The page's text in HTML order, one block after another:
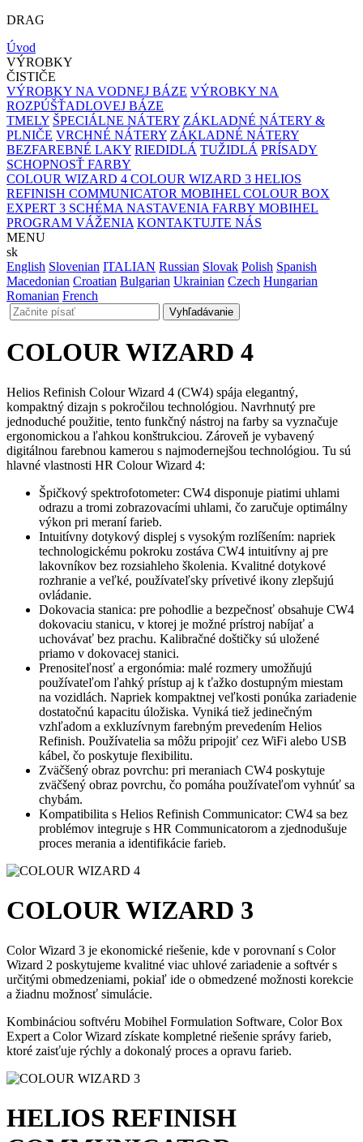
DRAG
Úvod
VÝROBKY
ČISTIČE
VÝROBKY NA VODNEJ BÁZE VÝROBKY NA
ROZPÚŠŤADLOVEJ BÁZE
TMELY ŠPECIÁLNE NÁTERY ZÁKLADNÉ NÁTERY &
PLNIČE VRCHNÉ NÁTERY ZÁKLADNÉ NÁTERY
BEZFAREBNÉ LAKY RIEDIDLÁ TUŽIDLÁ PRÍSADY
SCHOPNOSŤ FARBY
COLOUR WIZARD 4 COLOUR WIZARD 3 HELIOS
REFINISH COMMUNICATOR MOBIHEL COLOUR BOX
EXPERT 3 SCHÉMA NASTAVENIA FARBY MOBIHEL
PROGRAM VÁŽENIA KONTAKTUJTE NÁS
MENU
sk
English Slovenian ITALIAN Russian Slovak Polish Spanish
Macedonian Croatian Bulgarian Ukrainian Czech Hungarian
Romanian French
COLOUR WIZARD 4
Helios Refinish Colour Wizard 4 (CW4) spája elegantný,
kompaktný dizajn s pokročilou technológiou. Navrhnutý pre
jednoduché použitie, tento funkčný nástroj na farby sa vyznačuje
ergonomickou a ľahkou konštrukciou. Zároveň je vybavený
digitálnou farebnou kamerou s najmodernejšou technológiou. Tu sú
hlavné vlastnosti HR Colour Wizard 4:
Špičkový spektrofotometer: CW4 disponuje piatimi uhlami
odrazu a tromi zobrazovacími uhlami, čo zaručuje optimálny
výkon pri meraní farieb.
Intuitívny dotykový displej s vysokým rozlíšením: napriek
technologickému pokroku zostáva CW4 intuitívny aj pre
lakovníkov bez rozsiahleho školenia. Kvalitné dotykové
rozhranie a veľké, používateľsky prívetivé ikony zlepšujú
ovládanie.
Dokovacia stanica: pre pohodlie a bezpečnosť obsahuje CW4
dokovaciu stanicu, v ktorej je možné prístroj nabíjať a
uchovávať bez prachu. Kalibračné doštičky sú uložené
priamo v dokovacej stanici.
Prenositeľnosť a ergonómia: malé rozmery umožňujú
používateľom ľahký prístup aj k ťažko dostupným miestam
na vozidlách. Napriek kompaktnej veľkosti ponúka zariadenie
dostatočnú kapacitu úložiska. Vyniká tiež jedinečným
vzhľadom a exkluzívnym farebným prevedením Helios
Refinish. Používatelia sa môžu pripojiť cez WiFi alebo USB
kábel, čo poskytuje flexibilitu.
Zväčšený obraz povrchu: pri meraniach CW4 poskytuje
zväčšený obraz povrchu, čo pomáha používateľom vyhnúť sa
chybám.
Kompatibilita s Helios Refinish Communicator: CW4 sa bez
problémov integruje s HR Communicatorom a zjednodušuje
proces merania a identifikácie farieb.
COLOUR WIZARD 3
Color Wizard 3 je ekonomické riešenie, kde v porovnaní s Color
Wizard 2 poskytujeme kvalitné viac uhlové zariadenie a softvér s
určitými obmedzeniami, pokiaľ ide o obmedzené možnosti korekcie
a žiadnu možnosť simulácie.
Kombináciou softvéru Mobihel Formulation Software, Color Box
Expert a Color Wizard získate kompletné riešenie správy farieb,
ktoré zaisťuje rýchly a dokonalý proces a opravu farieb.
HELIOS REFINISH